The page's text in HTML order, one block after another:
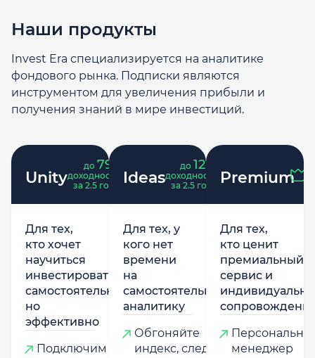
Наши продукты
Invest Era специализируется на аналитике
фондового рынка. Подписки являются
инструментом для увеличения прибыли и
получения знаний в мире инвестиций.
Unity
до 79
доходность
за 2.5 года
Для тех,
кто хочет
научиться
инвестировать
самостоятельно,
но
эффективно
Подключим
Ideas
до 121
доходность
за 2.5 года
Для тех, у
кого нет
времени
на
самостоятельную
аналитику
Обгоняйте
индекс, следуя
Premium
Для тех,
кто ценит
премиальный
сервис и
менеджер